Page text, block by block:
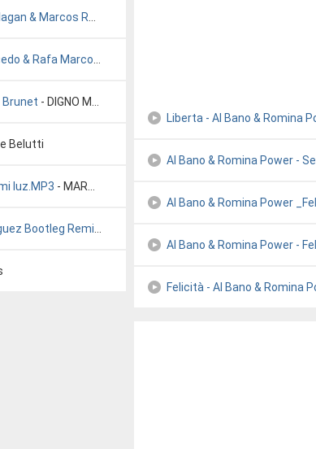
& Marcos Rod
& Rafa Marco
Brunet - DIGNO Marco brunett feat Yvonne Muñoz & Marcos Brunet
Belutti
luz.MP3 - MARCO WITT
Bootleg Remix
Liberta - Al Bano & Romina
Al Bano & Romina Power -
Al Bano & Romina Power
Al Bano & Romina Power -
Felicità - Al Bano & Romina